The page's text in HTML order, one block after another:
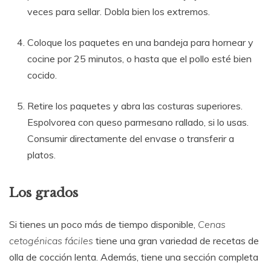
veces para sellar. Dobla bien los extremos.
Coloque los paquetes en una bandeja para hornear y
cocine por 25 minutos, o hasta que el pollo esté bien
cocido.
Retire los paquetes y abra las costuras superiores.
Espolvorea con queso parmesano rallado, si lo usas.
Consumir directamente del envase o transferir a
platos.
Los grados
Si tienes un poco más de tiempo disponible, Cenas
cetogénicas fáciles tiene una gran variedad de recetas de
olla de cocción lenta. Además, tiene una sección completa